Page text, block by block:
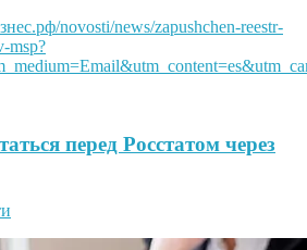
novosti/news/zapushchen-reestr-
msp?
перед Росстатом через